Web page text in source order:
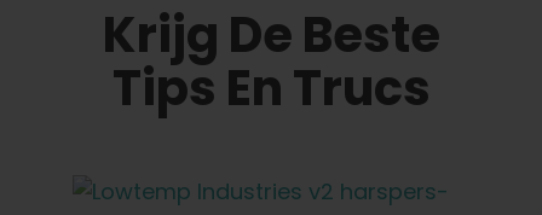
Krijg De Beste
Tips En Trucs